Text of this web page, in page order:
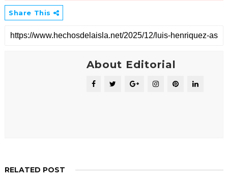
Share This
About Editorial
RELATED POST